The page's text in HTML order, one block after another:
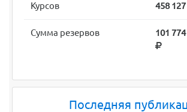
Курсов 458 127
Сумма резервов 101
Последняя